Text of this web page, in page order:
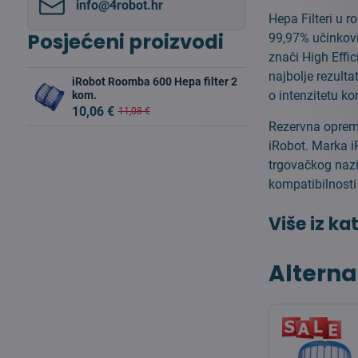
Hepa Filteri u
99,97%
znači High
najbolje
o intenzitetu
Rezervna
iRobot. Marka
trgovačkog
Više iz
info​@4robot​.hr
Posjećeni proizvodi
iRobot Roomba 600 Hepa filter 2
kom.
10,06 € 11,08 €